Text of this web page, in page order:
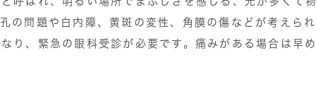
の問題や白内障、黄斑の変性、角膜の傷などが考えら
り、緊急の眼科受診が必要です。痛みがある場合は早